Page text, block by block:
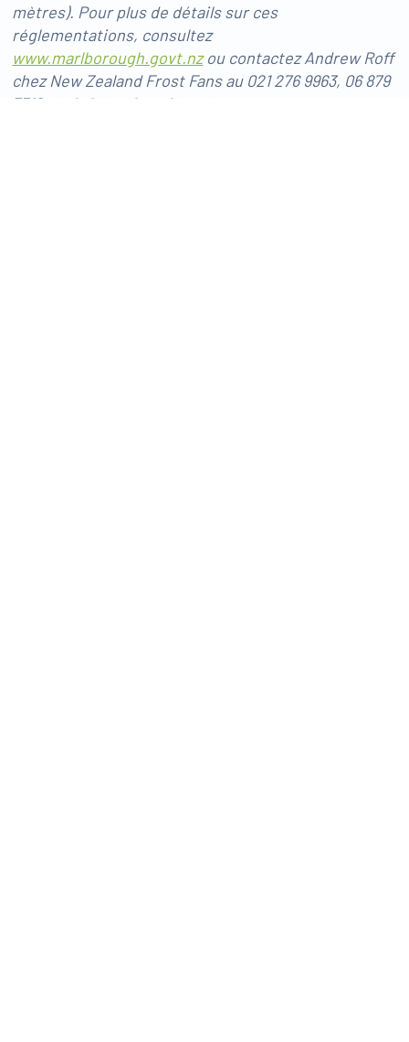
mètres). Pour plus de détails sur ces
réglementations, consultez
www.marlborough.govt.nzou contactez Andrew Roff
chez New Zealand Frost Fans au 021 276 9963, 06 879
7312 ou
info@nzfrostfans.com